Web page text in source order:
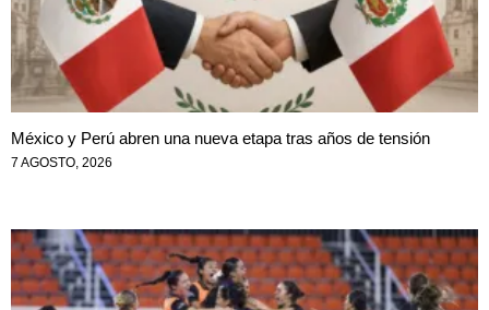
México y Perú abren una nueva etapa tras años de tensión
7 AGOSTO, 2026